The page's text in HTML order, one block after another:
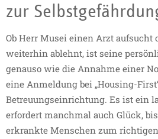
zur
Ob Herr Musei einen Arzt aufsucht
weiterhin ablehnt, ist seine
genauso wie die Annahme einer
eine Anmeldung bei „Housing-
Betreuungseinrichtung. Es ist ein
erfordert manchmal auch Glück,
erkrankte Menschen zum